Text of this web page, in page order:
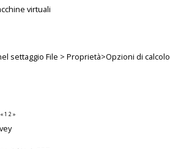
virtuali
settaggio File > Proprietà>Opzioni di calcolo
«1 2»